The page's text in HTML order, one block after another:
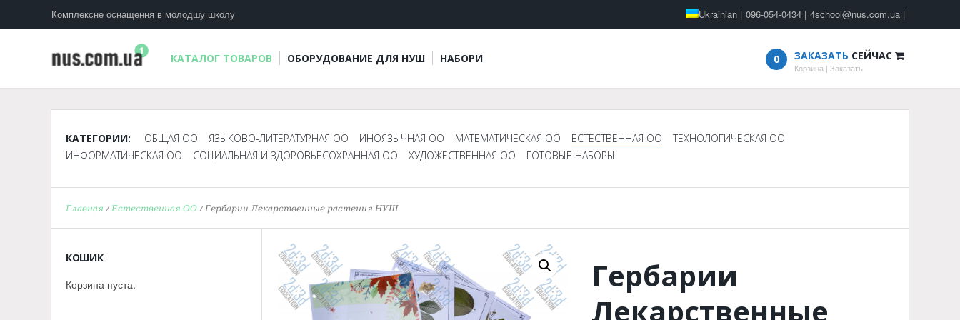
Комплексне оснащення в молодшу школу Ukrainian | 096-054-0434 | 4school@nus.com.ua |
КАТАЛОГ ТОВАРОВ ОБОРУДОВАНИЕ ДЛЯ НУШ НАБОРИ 0 ЗАКАЗАТЬ СЕЙЧАС
Корзина | Заказать
КАТЕГОРИИ: ОБЩАЯ ОО ЯЗЫКОВО-ЛИТЕРАТУРНАЯ ОО ИНОЯЗЫЧНАЯ ОО МАТЕМАТИЧЕСКАЯ ОО ЕСТЕСТВЕННАЯ ОО
ТЕХНОЛОГИЧЕСКАЯ ОО
ИНФОРМАТИЧЕСКАЯ ОО
СОЦИАЛЬНАЯ И ЗДОРОВЬЕСОХРАННАЯ ОО ХУДОЖЕСТВЕННАЯ ОО ГОТОВЫЕ НАБОРЫ
Главная /Естественная ОО / Гербарии Лекарственные растения НУШ
Гербарии
Лекарственные
КОШИК
Корзина пуста.